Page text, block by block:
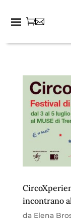
incontrano
da Elena